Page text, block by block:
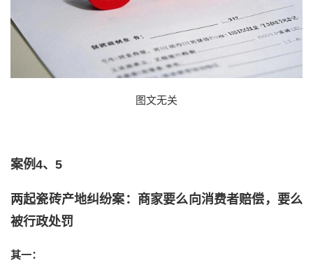
图文无关
案例4、5
两起瓷砖产地纠纷案：商家要么向消费者赔偿，要么
被行政处罚
其一：